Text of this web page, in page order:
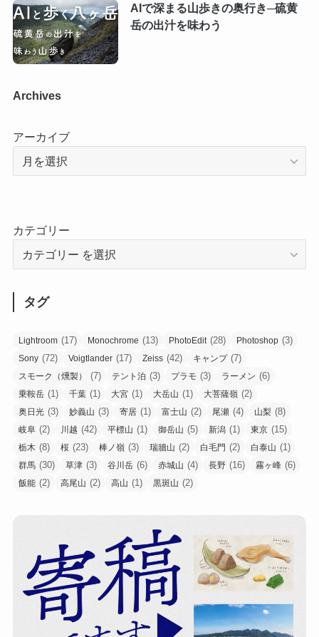
AIで深まる山歩きの奥行き─硫黄
岳の出汁を味わう
Archives
アーカイブ
カテゴリー
タグ
Lightroom (17) Monochrome (13) PhotoEdit(28) Photoshop (3)
Sony (72) Voigtlander (17) Zeiss (42) キャンプ(7)
スモーク（燻製） (7) テント泊 (3) プラモ (3) ラーメン (6)
乗鞍岳 (1) 千葉 (1) 大宮 (1) 大岳山 (1) 大菩薩嶺 (2)
奥日光 (3) 妙義山 (3) 寄居 (1) 富士山 (2) 尾瀬 (4) 山梨 (8)
岐阜 (2) 川越 (42) 平標山 (1) 御岳山 (5) 新潟 (1) 東京 (15)
栃木 (8) 桜 (23) 棒ノ嶺 (3) 瑞牆山 (2) 白毛門 (2) 白泰山 (1)
群馬 (30) 草津 (3) 谷川岳 (6) 赤城山 (4) 長野 (16) 霧ヶ峰 (6)
飯能 (2) 高尾山 (2) 高山 (1) 黒斑山 (2)